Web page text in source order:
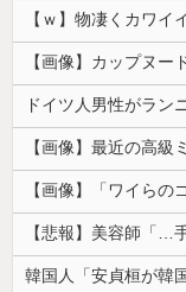
【ｗ】物凄くカワイ
【画像】カップヌー
【画像】最近の高
【画像】「ワイらの
【悲報】美容師「